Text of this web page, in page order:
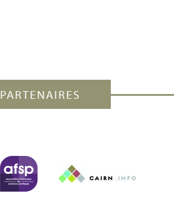
PARTENAIRES